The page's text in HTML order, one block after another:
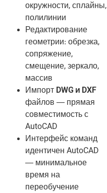
окружности, сплайны,
полилинии
Редактирование
геометрии: обрезка,
сопряжение,
смещение, зеркало,
массив
Импорт DWG и DXF
файлов — прямая
совместимость с
AutoCAD
Интерфейс команд
идентичен AutoCAD
— минимальное
время на
переобучение